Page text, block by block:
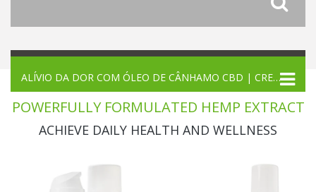
ALÍVIO DA DOR COM ÓLEO DE CÂNHAMO CBD | CREMES E GÉIS CBD 500MG
POWERFULLY FORMULATED HEMP EXTRACT
ACHIEVE DAILY HEALTH AND WELLNESS